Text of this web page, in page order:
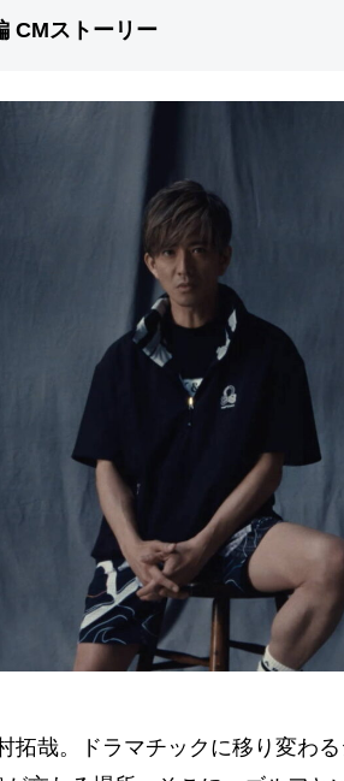
CMストーリー
拓哉。ドラマチックに移り変わ